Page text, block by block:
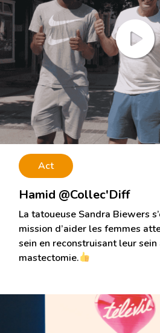
Act
Hamid @Collec'Diff
La tatoueuse Sandra Biewers
mission d’aider les femmes
sein en reconstruisant leur sein
mastectomie.